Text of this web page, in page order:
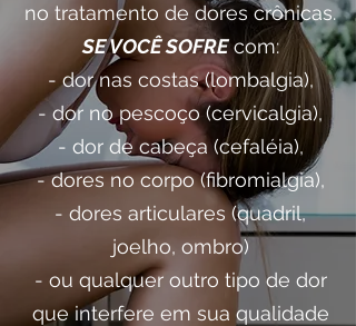
no tratamento de dores crônicas.
SE VOCÊ SOFREcom:
- dor nas costas (lombalgia),
- dor no pescoço (cervicalgia),
- dor de cabeça (cefaléia),
- dores no corpo (fibromialgia),
- dores articulares (quadril,
joelho, ombro)
- ou qualquer outro tipo de dor
que interfere em sua qualidade